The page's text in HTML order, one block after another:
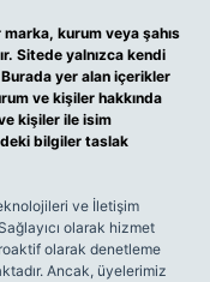
kurum veya şahıs
Sitede yalnızca kendi
Burada yer alan içerikler
ve kişiler hakkında
kişiler ile isim
bilgiler taslak
ve İletişim
olarak hizmet
olarak denetleme
Ancak, üyelerimiz